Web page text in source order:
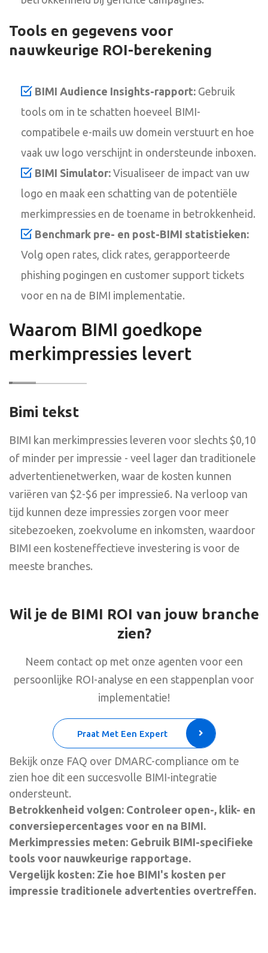
Tools en gegevens voor
nauwkeurige ROI-berekening
BIMI Audience Insights-rapport: Gebruik
tools om in te schatten hoeveel BIMI-
compatibele e-mails uw domein verstuurt en hoe
vaak uw logo verschijnt in ondersteunde inboxen.
BIMI Simulator: Visualiseer de impact van uw
logo en maak een schatting van de potentiële
merkimpressies en de toename in betrokkenheid.
Benchmark pre- en post-BIMI statistieken:
Volg open rates, click rates, gerapporteerde
phishing pogingen en customer support tickets
voor en na de BIMI implementatie.
Waarom BIMI goedkope
merkimpressies levert
Bimi tekst
BIMI kan merkimpressies leveren voor slechts $0,10
of minder per impressie - veel lager dan traditionele
advertentienetwerken, waar de kosten kunnen
variëren van $2-$6 per impressie6. Na verloop van
tijd kunnen deze impressies zorgen voor meer
sitebezoeken, zoekvolume en inkomsten, waardoor
BIMI een kosteneffectieve investering is voor de
meeste branches.
Wil je de BIMI ROI van jouw branche
zien?
Neem contact op met onze agenten voor een
persoonlijke ROI-analyse en een stappenplan voor
implementatie!
Praat Met Een Expert
Bekijk onze FAQ over DMARC-compliance om te
zien hoe dit een succesvolle BIMI-integratie
ondersteunt.
Betrokkenheid volgen: Controleer open-, klik- en
conversiepercentages voor en na BIMI.
Merkimpressies meten: Gebruik BIMI-specifieke
tools voor nauwkeurige rapportage.
Vergelijk kosten: Zie hoe BIMI's kosten per
impressie traditionele advertenties overtreffen.